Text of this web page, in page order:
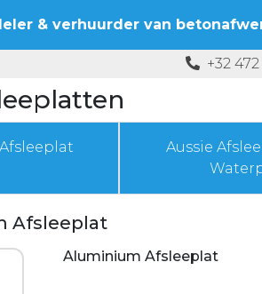
& verhuurder van
+32
Aussie
Afsleeplat
Aluminium Afsleeplat